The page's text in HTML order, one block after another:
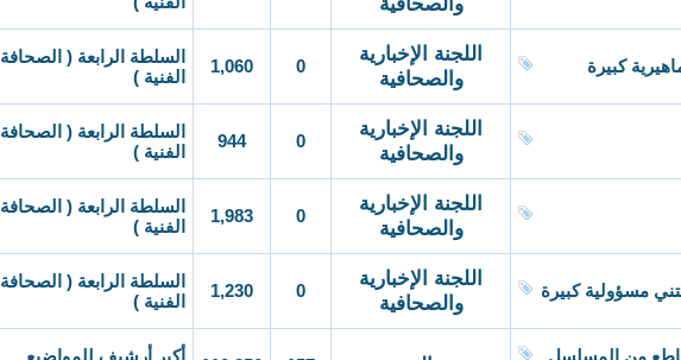
كبيرة
اللجنة الإخبارية
والصحافية
0
1,060
السلطة الرابعة ( الصحافة
الفنية )
اللجنة الإخبارية
والصحافية
0
944
السلطة الرابعة ( الصحافة
الفنية )
اللجنة الإخبارية
والصحافية
0
1,983
السلطة الرابعة ( الصحافة
الفنية )
مسؤولية كبيرة
اللجنة الإخبارية
والصحافية
0
1,230
السلطة الرابعة ( الصحافة
الفنية )